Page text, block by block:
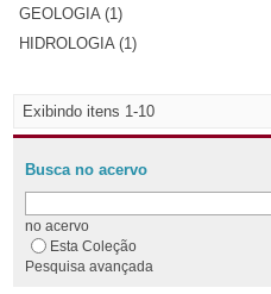
GEOLOGIA (1)
HIDROLOGIA (1)
Exibindo itens 1-10
Busca no acervo
no acervo
Esta Coleção
Pesquisa avançada